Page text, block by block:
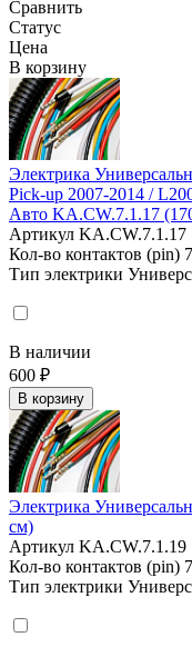
Сравнить
Статус
Цена
В корзину
Электрика
Pick-up 2007-2014 /
Авто KA.CW.7.1.17
Артикул KA.CW.7.1.17
Кол-во контактов (pin) 7
Тип электрики
В наличии
600 ₽
В корзину
Электрика
см)
Артикул KA.CW.7.1.19
Кол-во контактов (pin) 7
Тип электрики